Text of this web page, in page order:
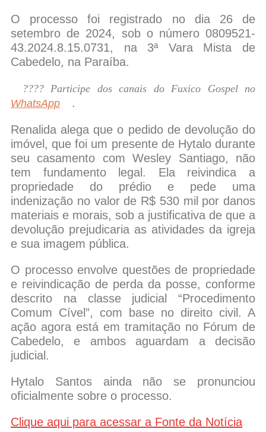
O processo foi registrado no dia 26 de
setembro de 2024, sob o número 0809521-
43.2024.8.15.0731, na 3ª Vara Mista de
Cabedelo, na Paraíba.
???? Participe dos canais do Fuxico Gospel no
WhatsApp
.
Renalida alega que o pedido de devolução do
imóvel, que foi um presente de Hytalo durante
seu casamento com Wesley Santiago, não
tem fundamento legal. Ela reivindica a
propriedade do prédio e pede uma
indenização no valor de R$ 530 mil por danos
materiais e morais, sob a justificativa de que a
devolução prejudicaria as atividades da igreja
e sua imagem pública.
O processo envolve questões de propriedade
e reivindicação de perda da posse, conforme
descrito na classe judicial “Procedimento
Comum Cível”, com base no direito civil. A
ação agora está em tramitação no Fórum de
Cabedelo, e ambos aguardam a decisão
judicial.
Hytalo Santos ainda não se pronunciou
oficialmente sobre o processo.
Clique aqui para acessar a Fonte da Notícia